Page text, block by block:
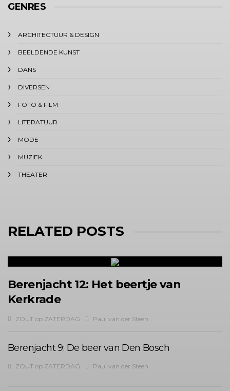
GENRES
ARCHITECTUUR & DESIGN
BEELDENDE KUNST
DANS
DIVERSEN
FOTO & FILM
LITERATUUR
MODE
MUZIEK
THEATER
RELATED POSTS
Berenjacht 12: Het beertje van
Kerkrade
ZOUT op ZATERDAG Paul van der Steen
Berenjacht 9: De beer van Den Bosch
ZOUT op ZATERDAG Paul van der Steen